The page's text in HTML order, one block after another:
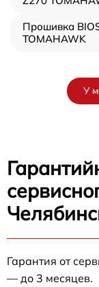
Прошивка
TOMAHAWK
У
Гарантия от
— до 3 месяцев.